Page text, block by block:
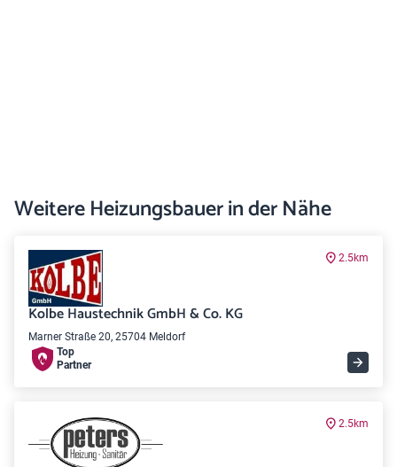
Weitere Heizungsbauer in der Nähe
2.5km
Kolbe Haustechnik GmbH & Co. KG
Marner Straße 20, 25704 Meldorf
Top
Partner
2.5km